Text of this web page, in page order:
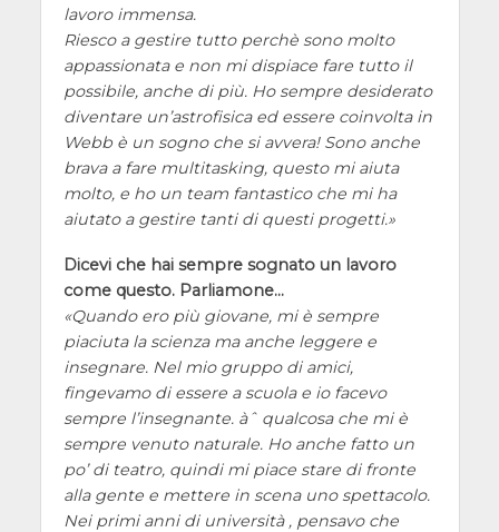
lavoro immensa.
Riesco a gestire tutto perchè sono molto
appassionata e non mi dispiace fare tutto il
possibile, anche di più. Ho sempre desiderato
diventare un’astrofisica ed essere coinvolta in
Webb è un sogno che si avvera! Sono anche
brava a fare multitasking, questo mi aiuta
molto, e ho un team fantastico che mi ha
aiutato a gestire tanti di questi progetti.
Dicevi che hai sempre sognato un lavoro
come questo. Parliamone…
Quando ero più giovane, mi è sempre
piaciuta la scienza ma anche leggere e
insegnare. Nel mio gruppo di amici,
fingevamo di essere a scuola e io facevo
sempre l’insegnante. àˆ qualcosa che mi è
sempre venuto naturale. Ho anche fatto un
po’ di teatro, quindi mi piace stare di fronte
alla gente e mettere in scena uno spettacolo.
Nei primi anni di università , pensavo che